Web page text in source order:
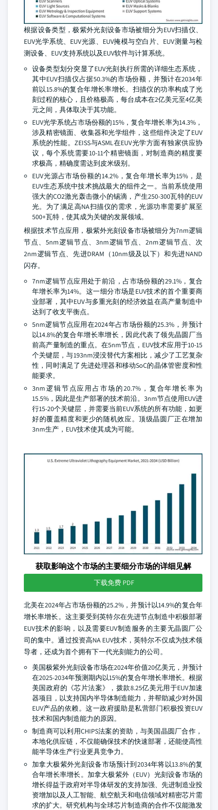
根据设备类型，极紫外光刻设备市场被细分为EUV扫描仪、
EUV光学系统、EUV光源、EUV掩模与空白片、EUV测量与检
测设备、EUV支持系统以及EUV软件与计算系统。
设备类型划分突显了EUV光刻执行所需的详细生态系统，
其中EUV扫描仪占据50.3%的市场份额，并预计在2034年
前以15.8%的复合年增长率增长。扫描仪的功率构成了光
刻过程的核心，且价格极高，每台成本在2亿美元至4亿美
元之间，具体取决于其功能。
EUV光学系统占市场份额的15%，复合年增长率为14.3%，
涉及精密镜面、收集器和光学组件，这些组件决定了EUV
系统的性能。ZEISS与ASML在EUV光学方面有独家供应协
议，每个系统需要10-11个精密镜面，对制造商的精度要
求极高，精确度需达到皮米级别。
EUV光源占市场份额的14.2%，复合年增长率为15%，是
EUV生态系统中技术挑战最大的组件之一。当前系统使用
强大的CO2激光轰击微小的锡滴，产生250-300瓦特的EUV
光。为了满足高NA扫描仪的需求，光源功率需要扩展至
500+瓦特，使其成为关键的发展领域。
根据技术节点应用，极紫外光刻设备市场被细分为7nm逻辑
节点、5nm逻辑节点、3nm逻辑节点、2nm逻辑节点、次
2nm逻辑节点、先进DRAM（10nm级及以下）和先进NAND
闪存。
7nm逻辑节点应用处于前沿，占市场份额的29.1%，复合
年增长率为14%。这一细分市场是EUV技术的首个重要商
业部署，其中EUV与多重光刻的经济效益在高产量制造中
达到了收支平衡点。
5nm逻辑节点应用在2024年占市场份额的25.3%，并预计
以14.8%的复合年增长率增长，因此代表了领先晶圆厂当
前高产量制造的重点。在5nm节点，EUV技术应用于10-15
个关键层，与193nm浸没替代方案相比，减少了工艺复杂
性，同时满足了先进处理器和移动SoC的晶体管密度和性
能要求。
3nm逻辑节点应用占市场的20.7%，复合年增长率为
15.5%，因此是生产部署的技术前沿。3nm节点使用EUV进
行15-20个关键层，并需要当前EUV系统的所有功能，如更
好的覆盖精度和更少的随机效应。顶级晶圆厂正在增加
3nm生产，EUV技术使其成为可能。
获取影响这个市场的主要细分市场的详细见解
下载免费 PDF
北美在2024年占市场份额的25.2%，并预计以14.9%的复合年
增长率增长。这主要受到英特尔在先进节点制造中积极部署
EUV技术的影响，以及需要EUV制造服务的主要无晶圆厂公
司的集中。通过投资高NA EUV技术，英特尔不仅成为技术领
导者，还成为首个拥有下一代光刻能力的公司。
美国极紫外光刻设备市场在2024年价值20亿美元，并预计
在2025-2034年预测期内以15%的复合年增长率增长。根据
美国政府的《芯片法案》，拨款8.25亿美元用于EUV加速
器项目，以支持国内半导体制造能力，并帮助减少对外国
EUV产品的依赖。这一政府援助是私营部门积极投资EUV
技术和国内制造能力的原因。
制造商可以利用CHIPS法案的资助，与美国晶圆厂合作，
本地化供应链，不仅能确保技术的快速部署，还能使高性
能半导体生产行业更具竞争力。
加拿大极紫外光刻设备市场预计到2034年将以13.8%的复
合年增长率增长。加拿大极紫外（EUV）光刻设备市场的
增长得益于政府对半导体研发的支持加强、先进制造业投
资增加以及人工智能、航空航天和电信领域对精密芯片需
求的扩大。研究机构与全球芯片制造商的合作不仅能激发